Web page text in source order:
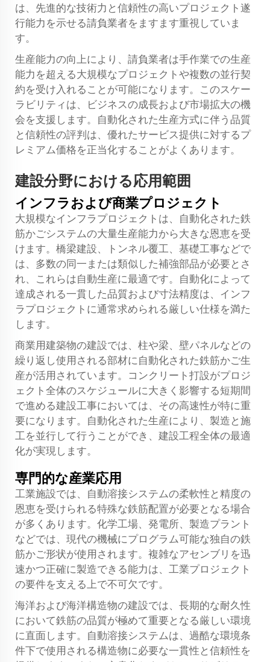
は、先進的な技術力と信頼性の高いプロジェクト遂
行能力を示せる請負業者をますます重視していま
す。
生産能力の向上により、請負業者は手作業での生産
能力を超える大規模なプロジェクトや複数の並行契
約を受け入れることが可能になります。このスケー
ラビリティは、ビジネスの成長および市場拡大の機
会を支援します。自動化された生産方式に伴う品質
と信頼性の評判は、優れたサービス提供に対するプ
レミアム価格を正当化することがよくあります。
建設分野における応用範囲
インフラおよび商業プロジェクト
大規模なインフラプロジェクトは、自動化された鉄
筋かごシステムの大量生産能力から大きな恩恵を受
けます。橋梁建設、トンネル覆工、基礎工事などで
は、多数の同一または類似した補強部品が必要とさ
れ、これらは自動生産に最適です。自動化によって
達成される一貫した品質および寸法精度は、インフ
ラプロジェクトに通常求められる厳しい仕様を満た
します。
商業用建築物の建設では、柱や梁、壁パネルなどの
繰り返し使用される部材に自動化された鉄筋かご生
産が活用されています。コンクリート打設がプロジ
ェクト全体のスケジュールに大きく影響する短期間
で進める建設工事においては、その高速性が特に重
要になります。自動化された生産により、製造と施
工を並行して行うことができ、建設工程全体の最適
化が実現します。
専門的な産業応用
工業施設では、自動溶接システムの柔軟性と精度の
恩恵を受けられる特殊な鉄筋配置が必要となる場合
が多くあります。化学工場、発電所、製造プラント
などでは、現代の機械にプログラム可能な独自の鉄
筋かご形状が使用されます。複雑なアセンブリを迅
速かつ正確に製造できる能力は、工業プロジェクト
の要件を支える上で不可欠です。
海洋および海洋構造物の建設では、長期的な耐久性
において鉄筋の品質が極めて重要となる厳しい環境
に直面します。自動溶接システムは、過酷な環境条
件下で使用される構造物に必要な一貫性と信頼性を